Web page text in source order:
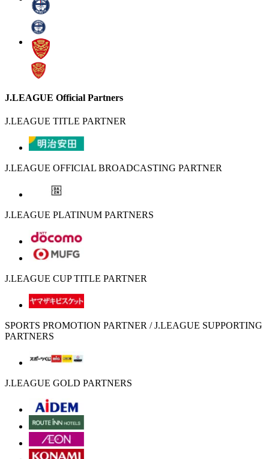
J.LEAGUE Official Partners
J.LEAGUE TITLE PARTNER
J.LEAGUE OFFICIAL BROADCASTING PARTNER
J.LEAGUE PLATINUM PARTNERS
J.LEAGUE CUP TITLE PARTNER
SPORTS PROMOTION PARTNER / J.LEAGUE SUPPORTING
PARTNERS
J.LEAGUE GOLD PARTNERS